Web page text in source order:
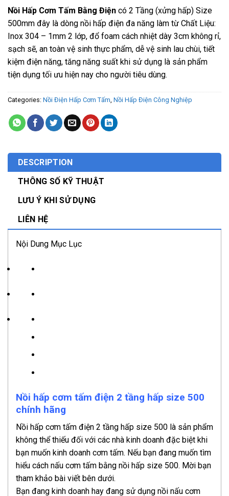
Nồi Hấp Cơm Tấm Bằng Điện có 2 Tầng (xửng hấp) Size
500mm đây là dòng nồi hấp điện đa năng làm từ Chất Liệu:
Inox 304 – 1mm 2 lớp, đổ foam cách nhiệt dày 3cm không rỉ,
sạch sẽ, an toàn vệ sinh thực phẩm, dễ vệ sinh lau chùi, tiết
kiệm điện năng, tăng năng suất khi sử dụng là sản phẩm
tiện dụng tối ưu hiện nay cho người tiêu dùng.
Categories: Nồi Điện Hấp Cơm Tấm, Nồi Hấp Điện Công Nghiệp
DESCRIPTION
THÔNG SỐ KỸ THUẬT
LƯU Ý KHI SỬ DỤNG
LIÊN HỆ
Nội Dung Mục Lục
Nồi hấp cơm tấm điện 2 tầng hấp size 500
chính hãng
Nồi hấp cơm tấm điện 2 tầng hấp size 500 là sản phẩm
không thể thiếu đối với các nhà kinh doanh đặc biệt khi
bạn muốn kinh doanh cơm tấm. Nếu bạn đang muốn tìm
hiểu cách nấu cơm tấm bằng nồi hấp size 500. Mời bạn
tham khảo bài viết bên dưới.
Bạn đang kinh doanh hay đang sử dụng nồi nấu cơm